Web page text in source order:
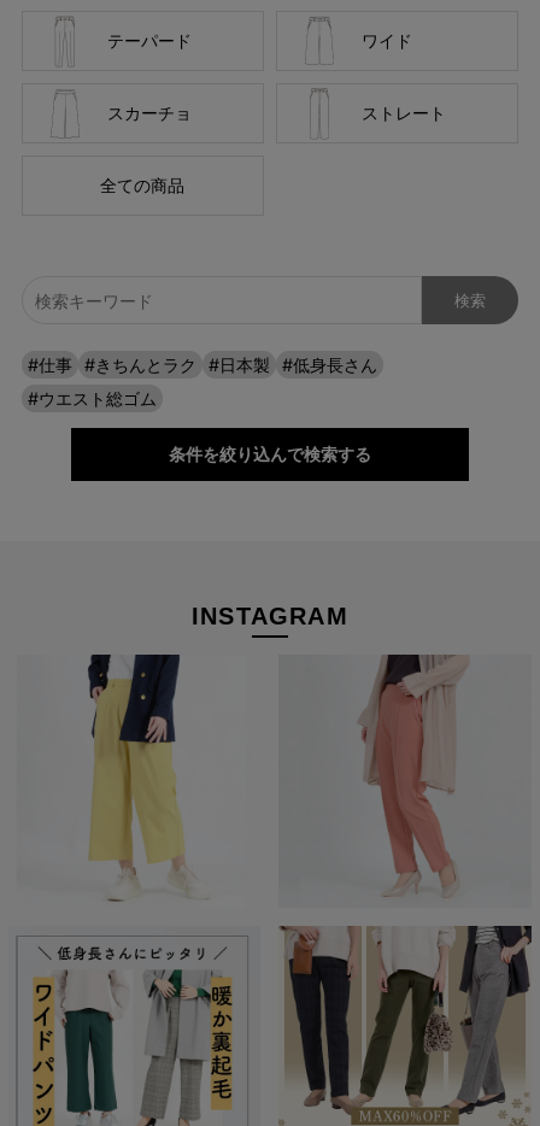
前開き見え＆バックギャザーが楽
ウエストは前開きデザイン。ウエスト総ゴムなのにきちんと見え
するから、ビジネス使いもOK！
テーパード ワイド
スカーチョ ストレート
全ての商品
#仕事 #きちんとラク #日本製
#低身長さん
#ウエスト総ゴム
条件を絞り込んで検索する
INSTAGRAM